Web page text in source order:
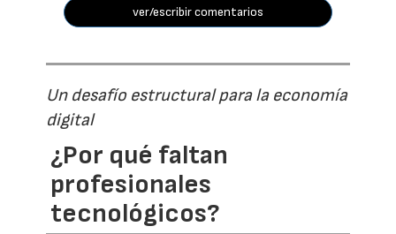
ver/escribir comentarios
Un desafío estructural para la economía
digital
¿Por qué faltan
profesionales
tecnológicos?